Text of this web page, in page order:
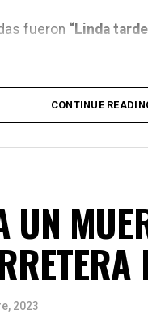
fueron “Linda
palabras de Don
de su infancia.
hasta pronto
CONTINUE
UN
2023